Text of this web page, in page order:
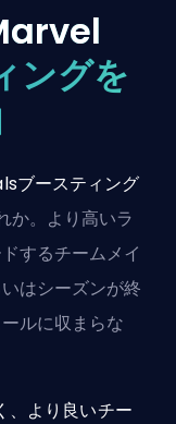
ングを
ブースティング
か。より高いラ
するチームメイ
はシーズンが終
ルに収まらな
、より良いチー